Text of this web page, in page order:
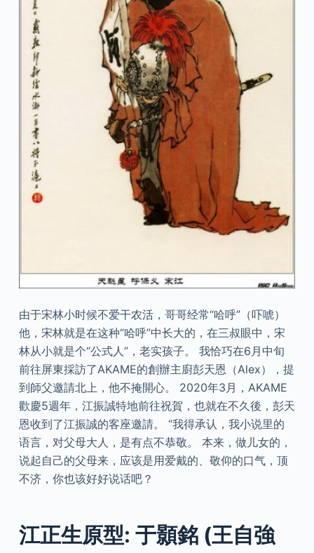
由于宋林小时候不爱干农活，哥哥经常“哈呼”（吓唬）
他，宋林就是在这种“哈呼”中长大的，在三叔眼中，宋
林从小就是个“公式人”，老实孩子。 我恰巧在6月中旬
前往屏東採訪了AKAME的創辦主廚彭天恩（Alex），提
到師父邀請北上，他不掩開心。 2020年3月，AKAME
歡慶5週年，江振誠特地前往祝賀，也就在不久後，彭天
恩收到了江振誠的客座邀請。 “我得承认，我小说里的
语言，对父母大人，是有点不恭敬。 本来，做儿女的，
说起自己的父母来，应该是用爱戴的、敬仰的口气，顶
不济，你也该好好说话吧？
江正生原型: 于顥銘 (王自強